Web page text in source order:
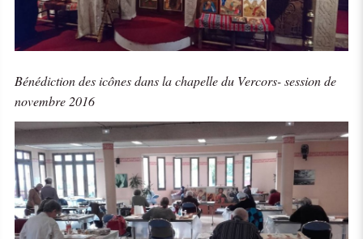
Bénédiction des icônes dans la chapelle du Vercors- session de
novembre 2016